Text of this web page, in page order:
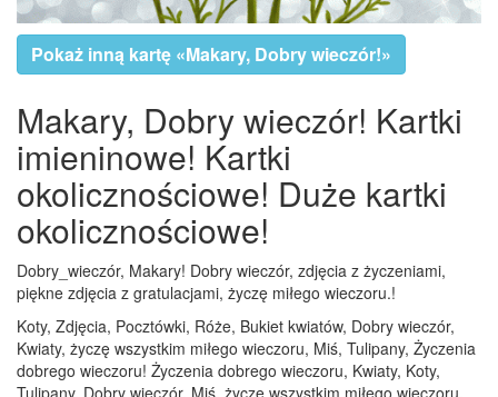
Pokaż inną kartę «Makary, Dobry wieczór!»
Makary, Dobry wieczór! Kartki
imieninowe! Kartki
okolicznościowe! Duże kartki
okolicznościowe!
Dobry_wieczór, Makary! Dobry wieczór, zdjęcia z życzeniami,
piękne zdjęcia z gratulacjami, życzę miłego wieczoru.!
Koty, Zdjęcia, Pocztówki, Róże, Bukiet kwiatów, Dobry wieczór,
Kwiaty, życzę wszystkim miłego wieczoru, Miś, Tulipany, Życzenia
dobrego wieczoru! Życzenia dobrego wieczoru, Kwiaty, Koty,
Tulipany, Dobry wieczór, Miś, życzę wszystkim miłego wieczoru,